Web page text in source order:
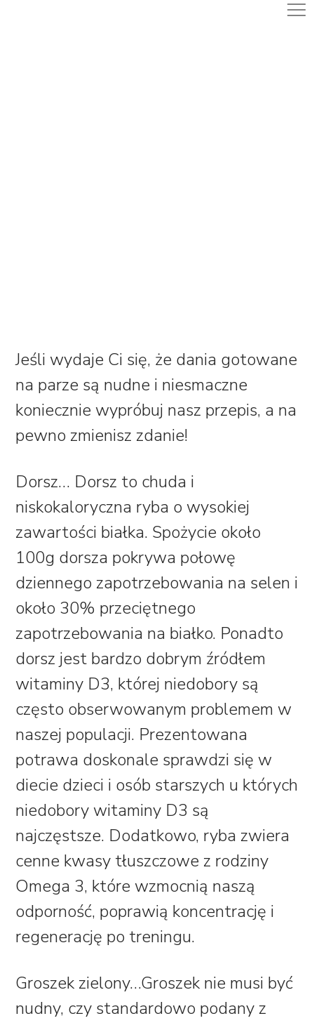
Jeśli wydaje Ci się, że dania gotowane
na parze są nudne i niesmaczne
koniecznie wypróbuj nasz przepis, a na
pewno zmienisz zdanie!
Dorsz… Dorsz to chuda i
niskokaloryczna ryba o wysokiej
zawartości białka. Spożycie około
100g dorsza pokrywa połowę
dziennego zapotrzebowania na selen i
około 30% przeciętnego
zapotrzebowania na białko. Ponadto
dorsz jest bardzo dobrym źródłem
witaminy D3, której niedobory są
często obserwowanym problemem w
naszej populacji. Prezentowana
potrawa doskonale sprawdzi się w
diecie dzieci i osób starszych u których
niedobory witaminy D3 są
najczęstsze. Dodatkowo, ryba zwiera
cenne kwasy tłuszczowe z rodziny
Omega 3, które wzmocnią naszą
odporność, poprawią koncentrację i
regenerację po treningu.
Groszek zielony…Groszek nie musi być
nudny, czy standardowo podany z